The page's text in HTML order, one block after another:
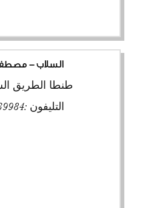
السلاب -
طنطا الطريق
التليفون :5